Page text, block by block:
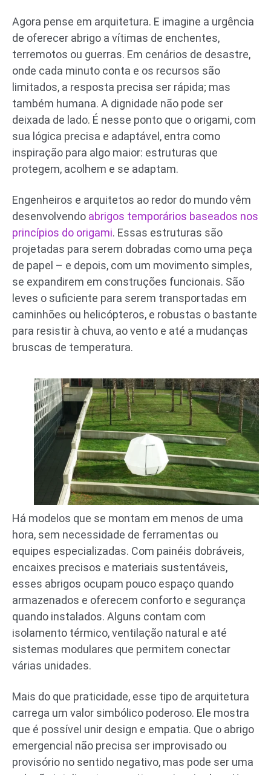
Agora pense em arquitetura. E imagine a urgência
de oferecer abrigo a vítimas de enchentes,
terremotos ou guerras. Em cenários de desastre,
onde cada minuto conta e os recursos são
limitados, a resposta precisa ser rápida; mas
também humana. A dignidade não pode ser
deixada de lado. É nesse ponto que o origami, com
sua lógica precisa e adaptável, entra como
inspiração para algo maior: estruturas que
protegem, acolhem e se adaptam.
Engenheiros e arquitetos ao redor do mundo vêm
desenvolvendo abrigos temporários baseados nos
princípios do origami. Essas estruturas são
projetadas para serem dobradas como uma peça
de papel – e depois, com um movimento simples,
se expandirem em construções funcionais. São
leves o suficiente para serem transportadas em
caminhões ou helicópteros, e robustas o bastante
para resistir à chuva, ao vento e até a mudanças
bruscas de temperatura.
Há modelos que se montam em menos de uma
hora, sem necessidade de ferramentas ou
equipes especializadas. Com painéis dobráveis,
encaixes precisos e materiais sustentáveis,
esses abrigos ocupam pouco espaço quando
armazenados e oferecem conforto e segurança
quando instalados. Alguns contam com
isolamento térmico, ventilação natural e até
sistemas modulares que permitem conectar
várias unidades.
Mais do que praticidade, esse tipo de arquitetura
carrega um valor simbólico poderoso. Ele mostra
que é possível unir design e empatia. Que o abrigo
emergencial não precisa ser improvisado ou
provisório no sentido negativo, mas pode ser uma